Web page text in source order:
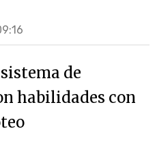
de
habilidades con